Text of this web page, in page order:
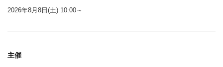
2026年8月8日(土) 10:00～
主催